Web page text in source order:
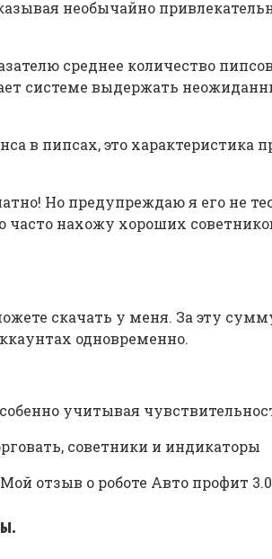
необычайно
среднее количество
системе выдержать
в пипсах, это
Но предупреждаю я его не
часто нахожу хороших
скачать у меня. За эту
одновременно.
учитывая
советники и индикаторы
отзыв о роботе Авто профит